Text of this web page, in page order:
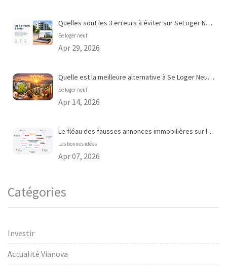
Quelles sont les 3 erreurs à éviter sur SeLoger Neuf ?
Se loger neuf
Apr 29, 2026
Quelle est la meilleure alternative à Se Loger Neuf pour acheter dans le neuf en 2026 ?
Se loger neuf
Apr 14, 2026
Le fléau des fausses annonces immobilières sur les portails en ligne
Les bonnes idées
Apr 07, 2026
Catégories
Investir
Actualité Vianova